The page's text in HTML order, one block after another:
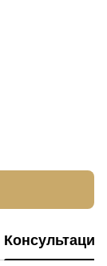
Консультация